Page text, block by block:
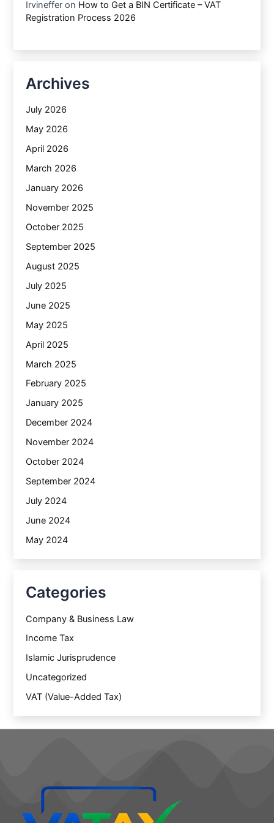
Irvineffer on How to Get a BIN Certificate – VAT
Registration Process 2026
Archives
July 2026
May 2026
April 2026
March 2026
January 2026
November 2025
October 2025
September 2025
August 2025
July 2025
June 2025
May 2025
April 2025
March 2025
February 2025
January 2025
December 2024
November 2024
October 2024
September 2024
July 2024
June 2024
May 2024
Categories
Company & Business Law
Income Tax
Islamic Jurisprudence
Uncategorized
VAT (Value-Added Tax)